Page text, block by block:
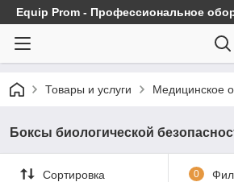
Equip Prom - Профессиональное
Товары и услуги Медицинское
Боксы биологической
Сортировка 0